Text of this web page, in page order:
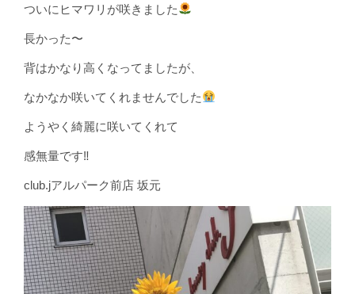
ついにヒマワリが咲きました
長かった〜
背はかなり高くなってましたが、
なかなか咲いてくれませんでした
ようやく綺麗に咲いてくれて
感無量です‼︎
club.jアルパーク前店 坂元